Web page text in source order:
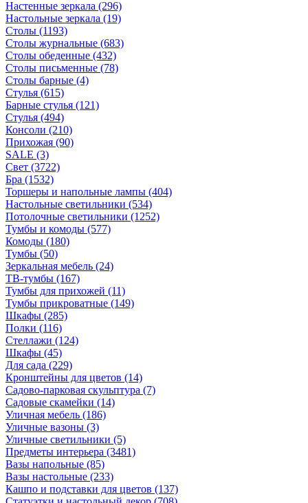
Настенные зеркала (296)
Настольные зеркала (19)
Столы (1193)
Столы журнальные (683)
Столы обеденные (432)
Столы письменные (78)
Столы барные (4)
Стулья (615)
Барные стулья (121)
Стулья (494)
Консоли (210)
Прихожая (90)
SALE (3)
Свет (3722)
Бра (1532)
Торшеры и напольные лампы (404)
Настольные светильники (534)
Потолочные светильники (1252)
Тумбы и комоды (577)
Комоды (180)
Тумбы (50)
Зеркальная мебель (24)
ТВ-тумбы (167)
Тумбы для прихожей (11)
Тумбы прикроватные (149)
Шкафы (285)
Полки (116)
Стеллажи (124)
Шкафы (45)
Для сада (229)
Кронштейны для цветов (14)
Садово-парковая скульптура (7)
Садовые скамейки (14)
Уличная мебель (186)
Уличные вазоны (3)
Уличные светильники (5)
Предметы интерьера (3481)
Вазы напольные (85)
Вазы настольные (233)
Кашпо и подставки для цветов (137)